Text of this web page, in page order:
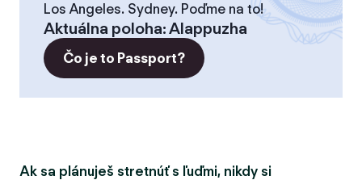
Los Angeles. Sydney. Poďme na to!
Aktuálna poloha:Alappuzha
Čo je to Passport?
Ak sa plánuješ stretnúť s ľuďmi, nikdy si